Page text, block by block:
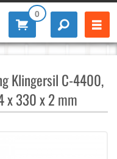
0
Klingersil C-4400,
x 330 x 2 mm